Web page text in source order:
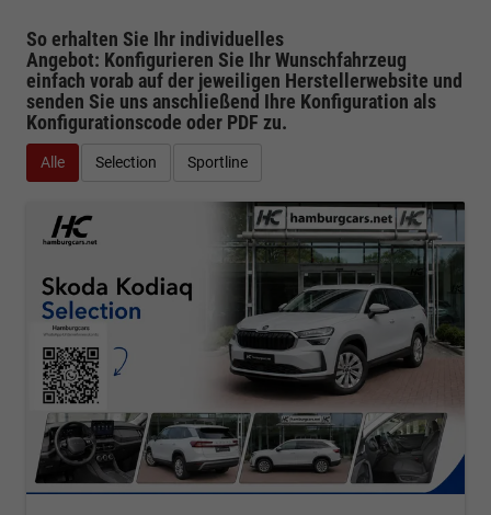
So erhalten Sie Ihr individuelles
Angebot: Konfigurieren Sie Ihr Wunschfahrzeug
einfach vorab auf der jeweiligen Herstellerwebsite und
senden Sie uns anschließend Ihre Konfiguration als
Konfigurationscode oder PDF zu.
Alle Selection Sportline